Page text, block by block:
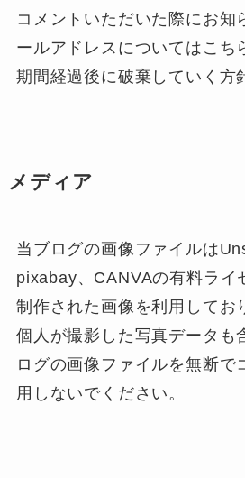
コメントいただいた際にお知
ールアドレスについてはこち
期間経過後に破棄していく方
メディア
当ブログの画像ファイルは
pixabay、CANVAの有料ライ
制作された画像を利用してお
個人が撮影した写真データも
ログの画像ファイルを無断で
用しないでください。